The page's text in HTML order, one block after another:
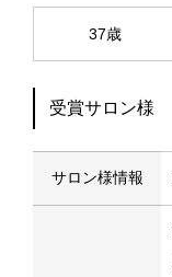
37歳
受賞サロン様
サロン様情報